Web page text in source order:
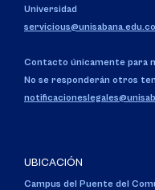
Universidad
servicious@unisabana.edu.co
Contacto únicamente para
No se responderán otros
UBICACIÓN
Campus del Puente del